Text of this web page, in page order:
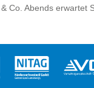
Co. Abends erwartet